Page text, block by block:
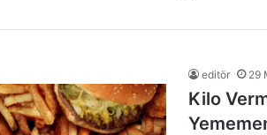
editör 29
Kilo